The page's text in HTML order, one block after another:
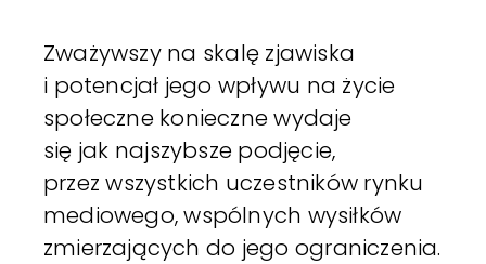
Zważywszy na skalę zjawiska
i potencjał jego wpływu na życie
społeczne konieczne wydaje
się jak najszybsze podjęcie,
przez wszystkich uczestników rynku
mediowego, wspólnych wysiłków
zmierzających do jego ograniczenia.